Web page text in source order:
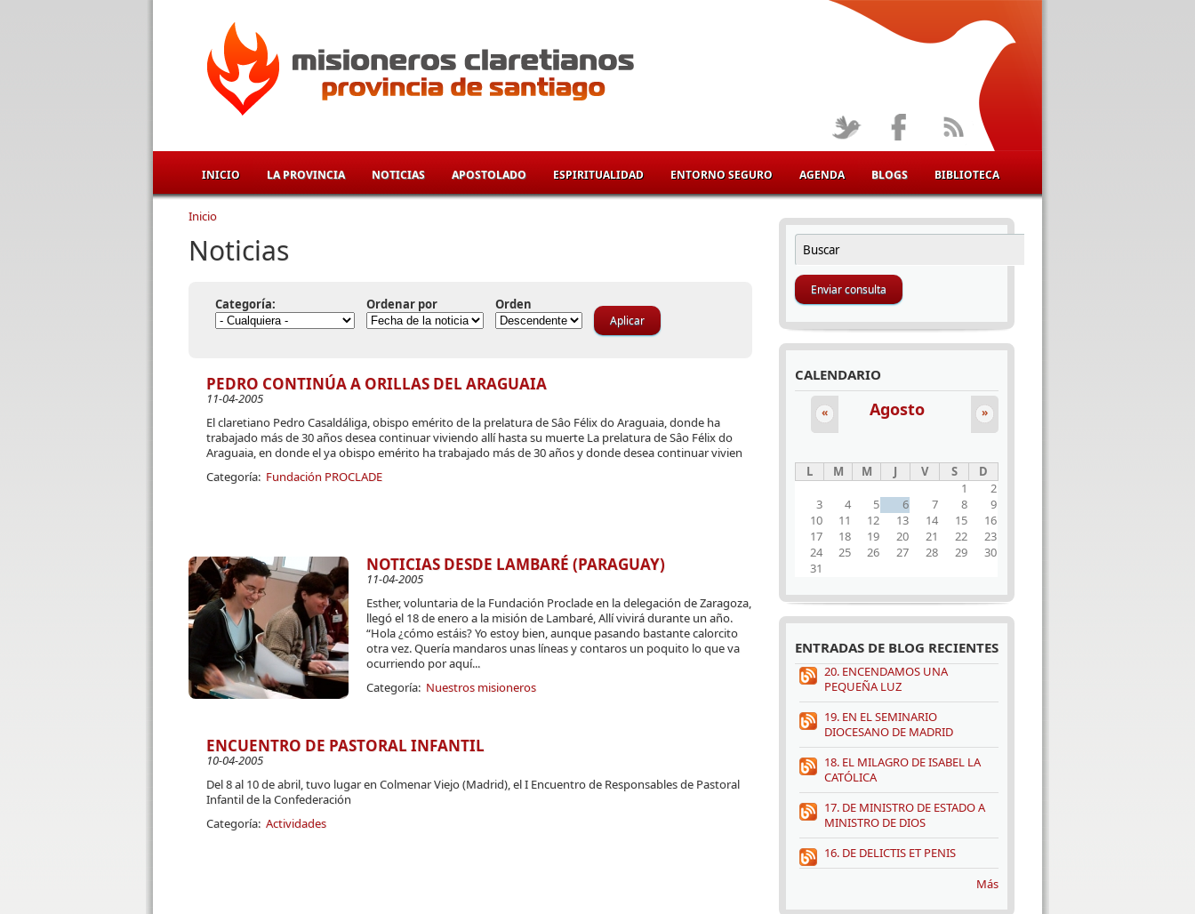
INICIO LA PROVINCIA NOTICIAS APOSTOLADO ESPIRITUALIDAD ENTORNO SEGURO AGENDA BLOGS BIBLIOTECA
Se encuentra usted aquí
Inicio
Noticias
Categoría: Ordenar por Orden
PEDRO CONTINÚA A ORILLAS DEL ARAGUAIA
11-04-2005
El claretiano Pedro Casaldáliga, obispo emérito de la prelatura de Sâo Félix do Araguaia, donde ha
trabajado más de 30 años desea continuar viviendo allí hasta su muerte La prelatura de Sâo Félix do
Araguaia, en donde el ya obispo emérito ha trabajado más de 30 años y donde desea continuar vivien
Categoría: Fundación PROCLADE
NOTICIAS DESDE LAMBARÉ (PARAGUAY)
11-04-2005
Esther, voluntaria de la Fundación Proclade en la delegación de Zaragoza,
llegó el 18 de enero a la misión de Lambaré, Allí vivirá durante un año.
“Hola ¿cómo estáis? Yo estoy bien, aunque pasando bastante calorcito
otra vez. Quería mandaros unas líneas y contaros un poquito lo que va
ocurriendo por aquí...
Categoría: Nuestros misioneros
ENCUENTRO DE PASTORAL INFANTIL
10-04-2005
Del 8 al 10 de abril, tuvo lugar en Colmenar Viejo (Madrid), el I Encuentro de Responsables de Pastoral
Infantil de la Confederación
Categoría: Actividades
FORMULARIO DE BÚSQUEDA
Buscar
CALENDARIO
Agosto
« »
L M M J V S
D
1
2
3
4 5 6 7 8
9
10
11 12 13 14 15
16
17
18 19 20 21 22
23
24
25 26 27 28 29
30
31
ENTRADAS DE BLOG RECIENTES
20. ENCENDAMOS UNA
PEQUEÑA LUZ
19. EN EL SEMINARIO
DIOCESANO DE MADRID
18. EL MILAGRO DE ISABEL LA
CATÓLICA
17. DE MINISTRO DE ESTADO A
MINISTRO DE DIOS
16. DE DELICTIS ET PENIS
Más